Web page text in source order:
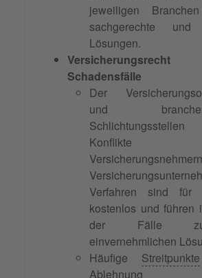
jeweiligen
sachgerechte und
Lösungen.
Schadensfälle
Der
und
Konflikte
Verfahren sind für
kostenlos und führen
der Fälle
einvernehmlichen
Häufige Streitpunkte